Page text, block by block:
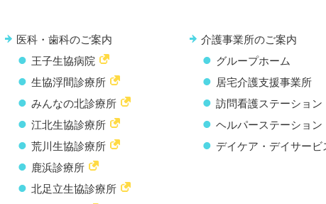
医科・歯科のご案内
王子生協病院
生協浮間診療所
みんなの北診療所
江北生協診療所
荒川生協診療所
鹿浜診療所
北足立生協診療所
介護事業所のご案内
グループホーム
居宅介護支援事業所
訪問看護ステーション
ヘルパーステーション
デイケア・デイサービ